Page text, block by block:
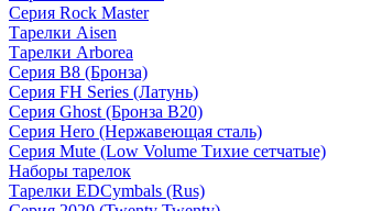
Серия Rock Master
Тарелки Aisen
Тарелки Arborea
Серия B8 (Бронза)
Серия FH Series (Латунь)
Серия Ghost (Бронза B20)
Серия Hero (Нержавеющая сталь)
Серия Mute (Low Volume Тихие сетчатые)
Наборы тарелок
Тарелки EDCymbals (Rus)